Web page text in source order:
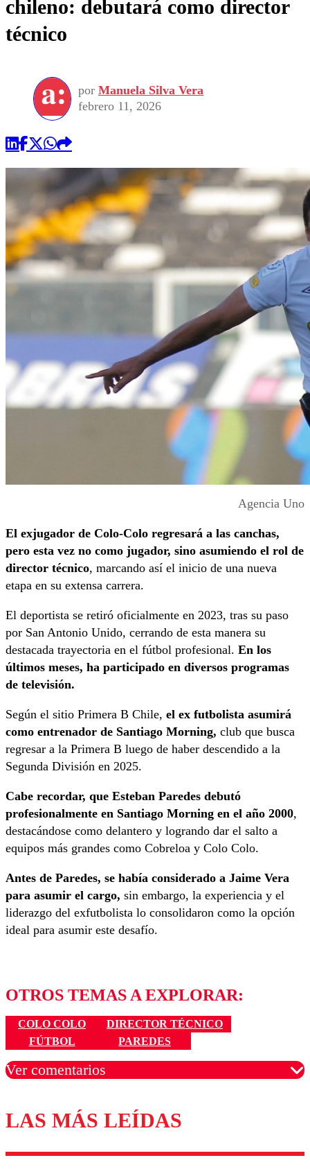
chileno: debutará como director
técnico
por Manuela Silva Vera
febrero 11, 2026
Agencia Uno
El exjugador de Colo-Colo regresará a las canchas,
pero esta vez no como jugador, sino asumiendo el rol de
director técnico, marcando así el inicio de una nueva
etapa en su extensa carrera.
El deportista se retiró oficialmente en 2023, tras su paso
por San Antonio Unido, cerrando de esta manera su
destacada trayectoria en el fútbol profesional. En los
últimos meses, ha participado en diversos programas
de televisión.
Según el sitio Primera B Chile, el ex futbolista asumirá
como entrenador de Santiago Morning, club que busca
regresar a la Primera B luego de haber descendido a la
Segunda División en 2025.
Cabe recordar, que Esteban Paredes debutó
profesionalmente en Santiago Morning en el año 2000,
destacándose como delantero y logrando dar el salto a
equipos más grandes como Cobreloa y Colo Colo.
Antes de Paredes, se había considerado a Jaime Vera
para asumir el cargo, sin embargo, la experiencia y el
liderazgo del exfutbolista lo consolidaron como la opción
ideal para asumir este desafío.
OTROS TEMAS A EXPLORAR:
COLO COLO
DIRECTOR TÉCNICO
FÚTBOL
PAREDES
Ver comentarios
Los comentarios son moderados para garantizar un
diálogo respetuoso.
Nombre
LAS MÁS LEÍDAS